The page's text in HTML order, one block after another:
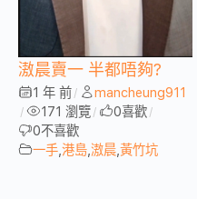
滶晨賣一 半都唔夠?
1 年 前 / mancheung911
/ 171 瀏覽 / 0喜歡 /
0不喜歡
一手 港島 滶晨 黃竹坑